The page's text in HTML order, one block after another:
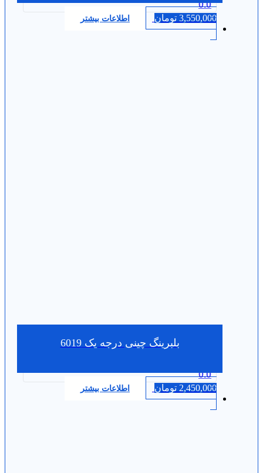
0.0
3,550,000 تومان اطلاعات بیشتر
بلبرینگ چینی درجه یک 6019
0.0
2,450,000 تومان اطلاعات بیشتر